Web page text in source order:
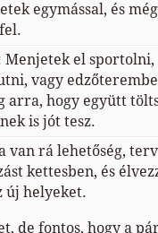
egymással, és
Menjetek el
vagy
arra, hogy együtt
is jót tesz.
van rá lehetőség,
kettesben, és
új helyeket.
de fontos, hogy a